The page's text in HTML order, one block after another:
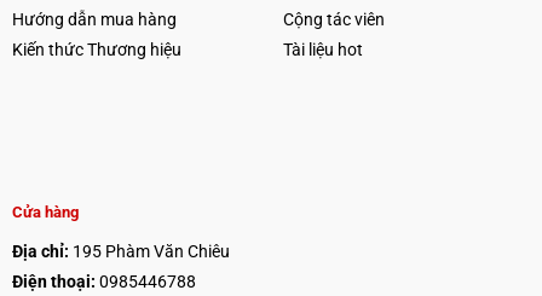
Hướng dẫn mua hàng
Kiến thức Thương hiệu
Cộng tác viên
Tài liệu hot
Cửa hàng
Địa chỉ: 195 Phàm Văn Chiêu
Điện thoại: 0985446788